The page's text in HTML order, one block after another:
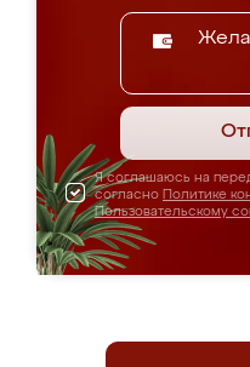
Я соглашаюсь на
согласно Политике
Пользовательскому